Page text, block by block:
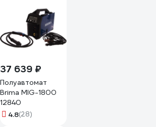
37 639 ₽
Полуавтомат
Brima MIG-1800
12840
4.8(28)